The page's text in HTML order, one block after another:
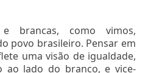
brancas, como vimos,
povo brasileiro. Pensar em
uma visão de igualdade,
lado do branco, e vice-